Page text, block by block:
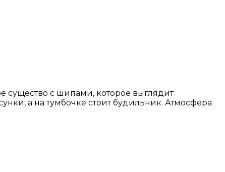
существо с шипами, которое выглядит
а на тумбочке стоит будильник. Атмосфера